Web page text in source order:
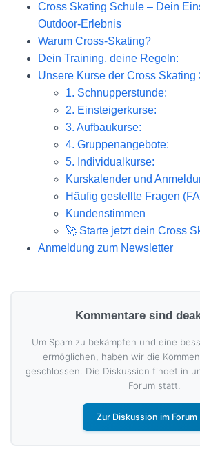
Cross Skating Schule – Dein
Outdoor-Erlebnis
Warum Cross-Skating?
Dein Training, deine Regeln:
Unsere Kurse der Cross Skating
1. Schnupperstunde:
2. Einsteigerkurse:
3. Aufbaukurse:
4. Gruppenangebote:
5. Individualkurse:
Kurskalender und
Häufig gestellte Fragen
Kundenstimmen
🚀 Starte jetzt dein Cross
Anmeldung zum Newsletter
Kommentare sind
Um Spam zu bekämpfen und eine
ermöglichen, haben wir die
geschlossen. Die Diskussion findet in
Forum statt.
Zur Diskussion im Forum